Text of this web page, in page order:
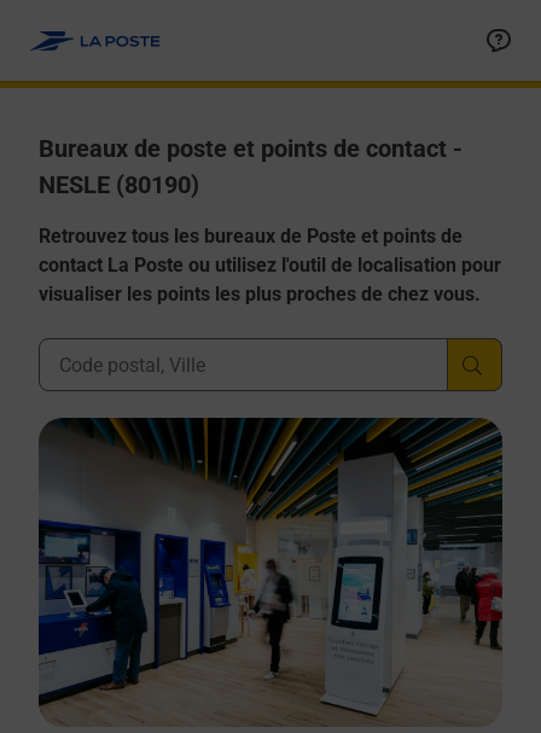
Bureaux de poste et points de contact -
NESLE (80190)
Retrouvez tous les bureaux de Poste et points de
contact La Poste ou utilisez l'outil de localisation pour
visualiser les points les plus proches de chez vous.
Ville, Département, Code Postal